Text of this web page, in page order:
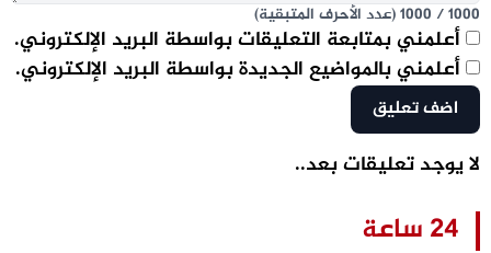
1000
/
1000(عدد الأحرف المتبقية)
أعلمني بمتابعة التعليقات بواسطة البريد الإلكتروني.
أعلمني بالمواضيع الجديدة بواسطة البريد الإلكتروني.
لا يوجد تعليقات بعد..
24 ساعة